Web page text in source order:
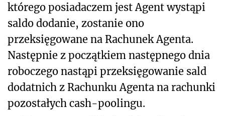
którego posiadaczem jest Agent wystąpi
saldo dodanie, zostanie ono
przeksięgowane na Rachunek Agenta.
Następnie z początkiem następnego dnia
roboczego nastąpi przeksięgowanie sald
dodatnich z Rachunku Agenta na rachunki
pozostałych cash-poolingu.